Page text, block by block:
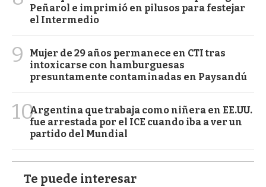
Peñarol e imprimió en pilusos para festejar
el Intermedio
9
Mujer de 29 años permanece en CTI tras
intoxicarse con hamburguesas
presuntamente contaminadas en Paysandú
10Argentina que trabaja como niñera en EE.UU.
fue arrestada por el ICE cuando iba a ver un
partido del Mundial
Te puede interesar